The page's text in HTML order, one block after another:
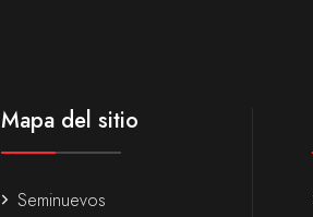
Mapa del sitio
Seminuevos